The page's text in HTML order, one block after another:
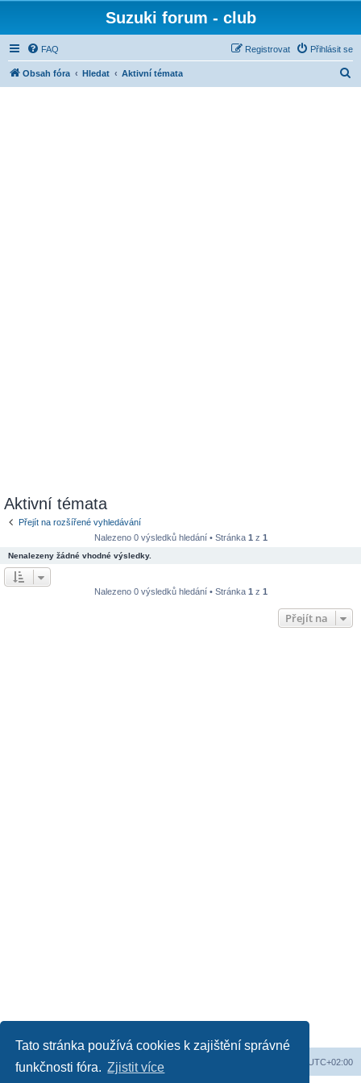
Tato stránka používá cookies k zajištění správné
funkčnosti fóra. Zjistit více
Suzuki forum - club
FAQ Přihlásit se
Registrovat
Obsah fóra Hledat Aktivní témata
Aktivní témata
Přejít na rozšířené vyhledávání
Nalezeno 0 výsledků hledání • Stránka 1 z 1
Nenalezeny žádné vhodné výsledky.
Nalezeno 0 výsledků hledání • Stránka 1 z 1
Přejít na
Obsah fóra UTC+02:00